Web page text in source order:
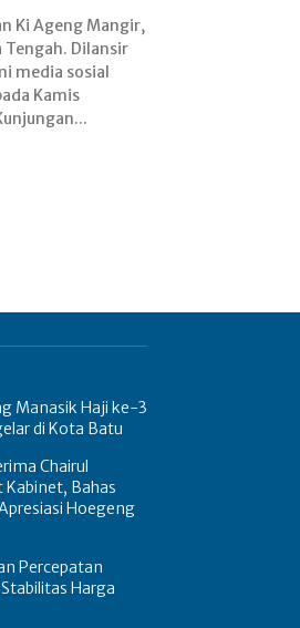
01/2026). Kunjungan...
Manasik Haji ke-3
di Kota Batu
Chairul
Bahas
Hoegeng
Percepatan
Harga